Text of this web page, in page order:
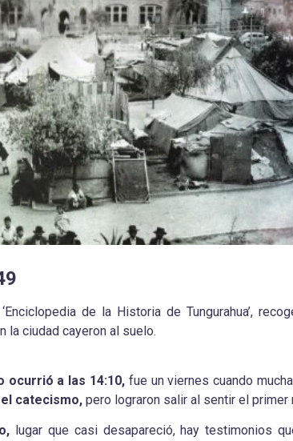
de la Historia de Tungurahua’,
la ciudad cayeron al suelo.
ocurrió a las 14:10, fue un viernes cuando
catecismo, pero lograron salir al sentir el primer
lugar que casi desapareció, hay testimonios